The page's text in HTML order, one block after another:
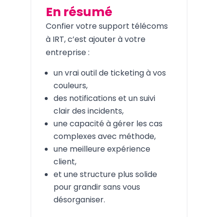
En résumé
Confier votre support télécoms
à IRT, c’est ajouter à votre
entreprise :
un vrai outil de ticketing à vos
couleurs,
des notifications et un suivi
clair des incidents,
une capacité à gérer les cas
complexes avec méthode,
une meilleure expérience
client,
et une structure plus solide
pour grandir sans vous
désorganiser.